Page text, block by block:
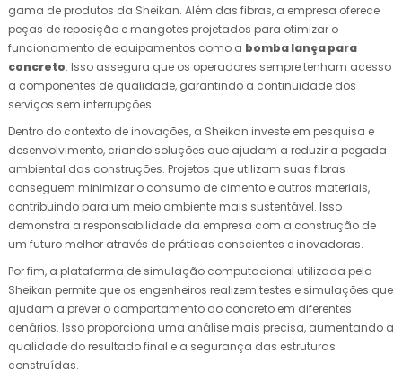
gama de produtos da Sheikan. Além das fibras, a empresa oferece
peças de reposição e mangotes projetados para otimizar o
funcionamento de equipamentos como a bomba lança para
concreto. Isso assegura que os operadores sempre tenham acesso
a componentes de qualidade, garantindo a continuidade dos
serviços sem interrupções.
Dentro do contexto de inovações, a Sheikan investe em pesquisa e
desenvolvimento, criando soluções que ajudam a reduzir a pegada
ambiental das construções. Projetos que utilizam suas fibras
conseguem minimizar o consumo de cimento e outros materiais,
contribuindo para um meio ambiente mais sustentável. Isso
demonstra a responsabilidade da empresa com a construção de
um futuro melhor através de práticas conscientes e inovadoras.
Por fim, a plataforma de simulação computacional utilizada pela
Sheikan permite que os engenheiros realizem testes e simulações que
ajudam a prever o comportamento do concreto em diferentes
cenários. Isso proporciona uma análise mais precisa, aumentando a
qualidade do resultado final e a segurança das estruturas
construídas.